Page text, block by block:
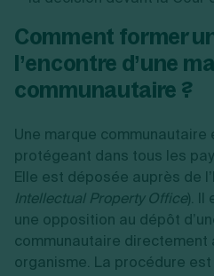
Comment former
l’encontre d’une
communautaire ?
Une marque communautaire
protégeant dans tous les
Elle est déposée auprès de
Intellectual Property Office). Il
une opposition au dépôt
communautaire directement
organisme. La procédure